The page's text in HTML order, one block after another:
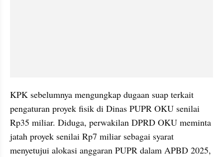
KPK sebelumnya mengungkap dugaan suap terkait
pengaturan proyek fisik di Dinas PUPR OKU senilai
Rp35 miliar. Diduga, perwakilan DPRD OKU meminta
jatah proyek senilai Rp7 miliar sebagai syarat
menyetujui alokasi anggaran PUPR dalam APBD 2025,